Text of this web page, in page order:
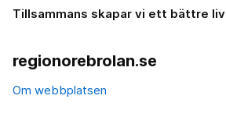
Tillsammans skapar vi ett bättre liv
regionorebrolan.se
Om webbplatsen